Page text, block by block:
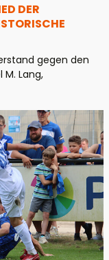
DER
gegen den
Lang,